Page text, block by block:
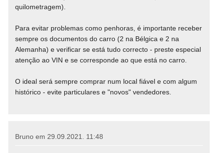
quilometragem).
Para evitar problemas como penhoras, é importante receber
sempre os documentos do carro (2 na Bélgica e 2 na
Alemanha) e verificar se está tudo correcto - preste especial
atenção ao VIN e se corresponde ao que está no carro.
O ideal será sempre comprar num local fiável e com algum
histórico - evite particulares e "novos" vendedores.
Bruno em 29.09.2021. 11:48